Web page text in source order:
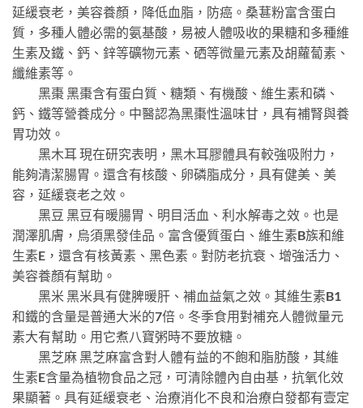
延緩衰老，美容養顏，降低血脂，防癌。桑葚粉富含蛋白
質，多種人體必需的氨基酸，易被人體吸收的果糖和多種維
生素及鐵、鈣、鋅等礦物元素、硒等微量元素及胡蘿蔔素、
纖維素等。
黑棗 黑棗含有蛋白質、糖類、有機酸、維生素和磷、
鈣、鐵等營養成分。中醫認為黑棗性溫味甘，具有補腎與養
胃功效。
黑木耳 現在研究表明，黑木耳膠體具有較強吸附力，
能夠清潔腸胃。還含有核酸、卵磷脂成分，具有健美、美
容，延緩衰老之效。
黑豆 黑豆有暖腸胃、明目活血、利水解毒之效。也是
潤澤肌膚，烏須黑發佳品。富含優質蛋白、維生素B族和維
生素E，還含有核黃素、黑色素。對防老抗衰、增強活力、
美容養顏有幫助。
黑米 黑米具有健脾暖肝、補血益氣之效。其維生素B1
和鐵的含量是普通大米的7倍。冬季食用對補充人體微量元
素大有幫助。用它煮八寶粥時不要放糖。
黑芝麻 黑芝麻富含對人體有益的不飽和脂肪酸，其維
生素E含量為植物食品之冠，可清除體內自由基，抗氧化效
果顯著。具有延緩衰老、治療消化不良和治療白發都有壹定